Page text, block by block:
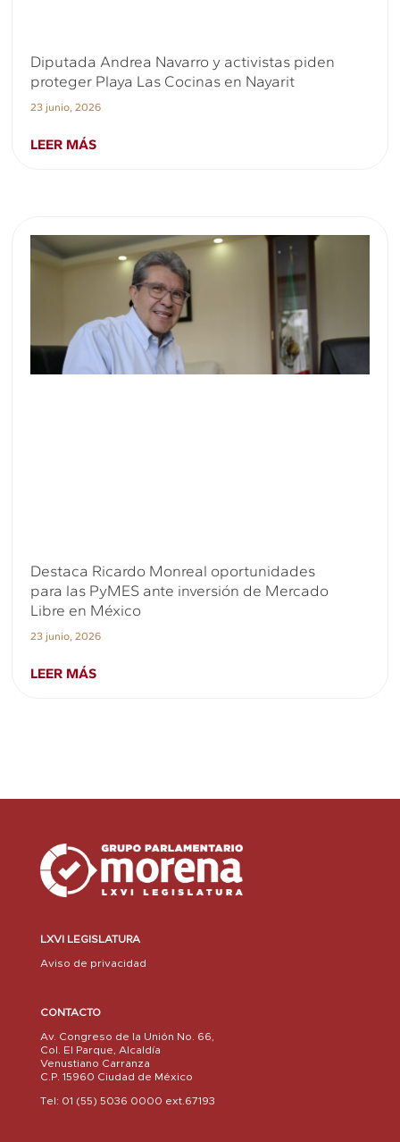
Diputada Andrea Navarro y activistas piden
proteger Playa Las Cocinas en Nayarit
23 junio, 2026
LEER MÁS
Destaca Ricardo Monreal oportunidades
para las PyMES ante inversión de Mercado
Libre en México
23 junio, 2026
LEER MÁS
LXVI LEGISLATURA
Aviso de privacidad
CONTACTO
Av. Congreso de la Unión No. 66,
Col. El Parque, Alcaldía
Venustiano Carranza
C.P. 15960 Ciudad de México
Tel: 01 (55) 5036 0000 ext.67193